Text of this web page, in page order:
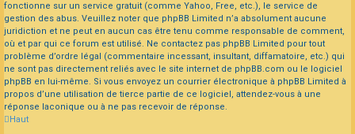
fonctionne sur un service gratuit (comme Yahoo, Free, etc.), le service de
gestion des abus. Veuillez noter que phpBB Limited n’a absolument aucune
juridiction et ne peut en aucun cas être tenu comme responsable de comment,
où et par qui ce forum est utilisé. Ne contactez pas phpBB Limited pour tout
problème d’ordre légal (commentaire incessant, insultant, diffamatoire, etc.) qui
ne sont pas directement reliés avec le site internet de phpBB.com ou le logiciel
phpBB en lui-même. Si vous envoyez un courrier électronique à phpBB Limited à
propos d’une utilisation de tierce partie de ce logiciel, attendez-vous à une
réponse laconique ou à ne pas recevoir de réponse.
Haut